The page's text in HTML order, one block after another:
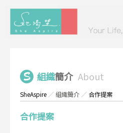
組織簡介 About
SheAspire ／組織簡介 ／ 合作提案
合作提案